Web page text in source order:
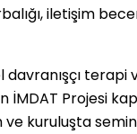
iletişim
davranışçı
İMDAT Projesi
kuruluşta